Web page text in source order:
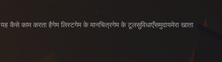
यह कैसे काम करता हैगेम लिस्टगेम के मानचित्रगेम के टूलसुविधाएँसमुदायमेरा खाता